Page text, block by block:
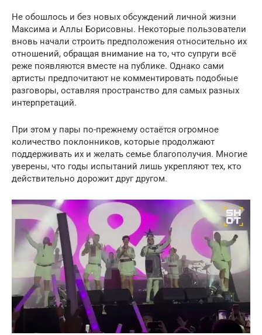
Не обошлось и без новых обсуждений личной жизни
Максима и Аллы Борисовны. Некоторые пользователи
вновь начали строить предположения относительно их
отношений, обращая внимание на то, что супруги всё
реже появляются вместе на публике. Однако сами
артисты предпочитают не комментировать подобные
разговоры, оставляя пространство для самых разных
интерпретаций.
При этом у пары по-прежнему остаётся огромное
количество поклонников, которые продолжают
поддерживать их и желать семье благополучия. Многие
уверены, что годы испытаний лишь укрепляют тех, кто
действительно дорожит друг другом.